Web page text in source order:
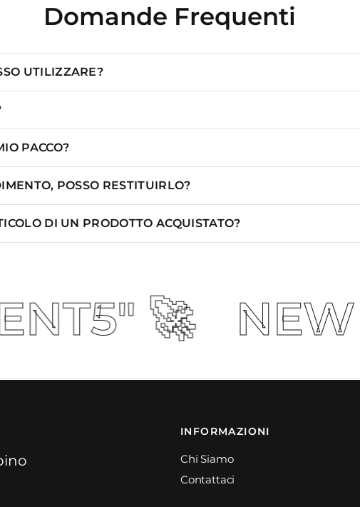
Domande Frequenti
UTILIZZARE?
PACCO?
POSSO RESTITUIRLO?
DI UN PRODOTTO ACQUISTATO?
INFORMAZIONI
Chi Siamo
Contattaci